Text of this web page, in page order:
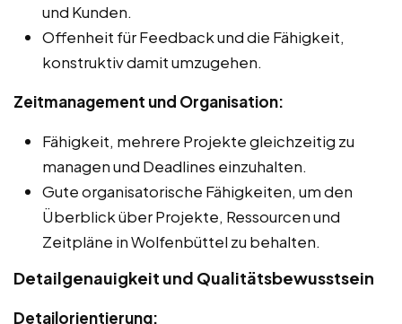
und Kunden.
Offenheit für Feedback und die Fähigkeit,
konstruktiv damit umzugehen.
Zeitmanagement und Organisation:
Fähigkeit, mehrere Projekte gleichzeitig zu
managen und Deadlines einzuhalten.
Gute organisatorische Fähigkeiten, um den
Überblick über Projekte, Ressourcen und
Zeitpläne in Wolfenbüttel zu behalten.
Detailgenauigkeit und Qualitätsbewusstsein
Detailorientierung: